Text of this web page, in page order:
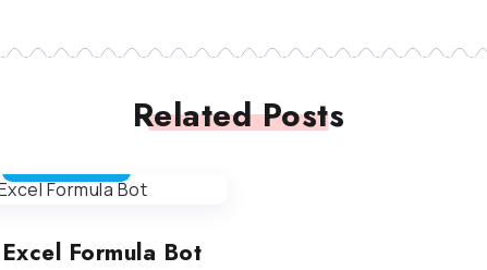
Related Posts
Excel Formula Bot